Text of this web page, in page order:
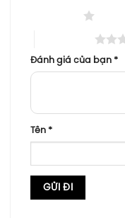
Đánh giá của bạn*
Tên*